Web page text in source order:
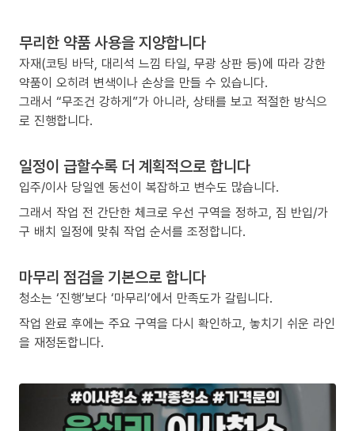
무리한 약품 사용을 지양합니다
자재(코팅 바닥, 대리석 느낌 타일, 무광 상판 등)에 따라 강한
약품이 오히려 변색이나 손상을 만들 수 있습니다.
그래서 “무조건 강하게”가 아니라, 상태를 보고 적절한 방식으
로 진행합니다.
일정이 급할수록 더 계획적으로 합니다
입주/이사 당일엔 동선이 복잡하고 변수도 많습니다.
그래서 작업 전 간단한 체크로 우선 구역을 정하고, 짐 반입/가
구 배치 일정에 맞춰 작업 순서를 조정합니다.
마무리 점검을 기본으로 합니다
청소는 ‘진행’보다 ‘마무리’에서 만족도가 갈립니다.
작업 완료 후에는 주요 구역을 다시 확인하고, 놓치기 쉬운 라인
을 재정돈합니다.